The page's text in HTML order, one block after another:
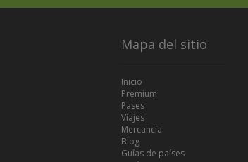
Mapa del sitio
Inicio
Premium
Pases
Viajes
Mercancía
Blog
Guías de países